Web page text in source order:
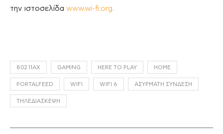
την ιστοσελίδα www.wi-fi.org.
802.11AX GAMING HERE TO PLAY HOME
PORTALFEED WIFI WIFI 6 ΑΣΎΡΜΑΤΗ ΣΎΝΔΕΣΗ
ΤΗΛΕΔΙΑΣΚΈΨΗ